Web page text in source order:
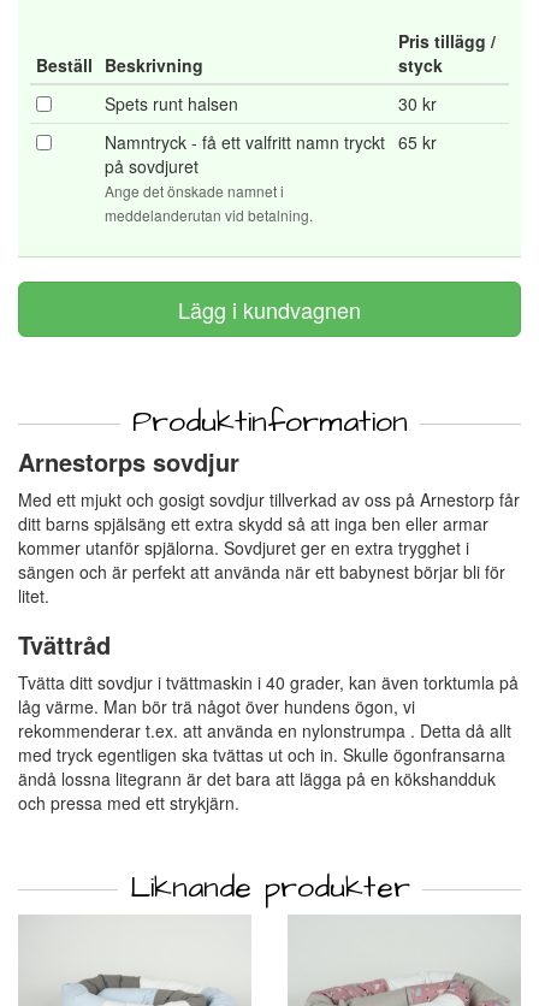
Beställ Beskrivning
Pris tillägg /
styck
Spets runt halsen
30 kr
Namntryck - få ett valfritt namn tryckt
på sovdjuret
Ange det önskade namnet i
meddelanderutan vid betalning.
65 kr
Produktinformation
Arnestorps sovdjur
Med ett mjukt och gosigt sovdjur tillverkad av oss på Arnestorp får
ditt barns spjälsäng ett extra skydd så att inga ben eller armar
kommer utanför spjälorna. Sovdjuret ger en extra trygghet i
sängen och är perfekt att använda när ett babynest börjar bli för
litet.
Tvättråd
Tvätta ditt sovdjur i tvättmaskin i 40 grader, kan även torktumla på
låg värme. Man bör trä något över hundens ögon, vi
rekommenderar t.ex. att använda en nylonstrumpa . Detta då allt
med tryck egentligen ska tvättas ut och in. Skulle ögonfransarna
ändå lossna litegrann är det bara att lägga på en kökshandduk
och pressa med ett strykjärn.
Liknande produkter